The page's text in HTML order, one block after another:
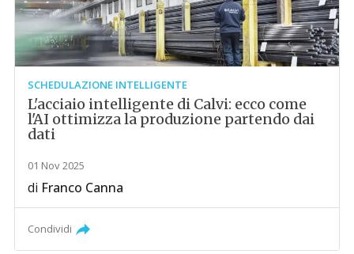
SCHEDULAZIONE INTELLIGENTE
L'acciaio intelligente di Calvi: ecco come
l'AI ottimizza la produzione partendo dai
dati
01 Nov 2025
di Franco Canna
Condividi